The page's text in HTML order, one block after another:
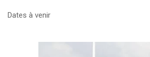
Dates à venir